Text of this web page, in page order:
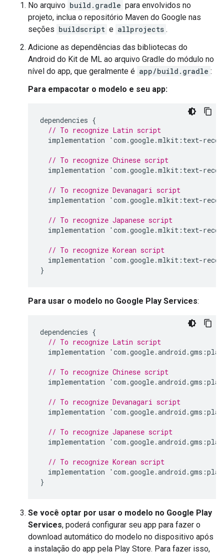
No arquivo build.gradle para envolvidos no
projeto, inclua o repositório Maven do Google nas
seções buildscript e allprojects .
Adicione as dependências das bibliotecas do
Android do Kit de ML ao arquivo Gradle do módulo no
nível do app, que geralmente é app/build.gradle :
Para empacotar o modelo e seu app:
dependencies {
// To recognize Latin script
implementation
' com .google.mlkit : text-
// To recognize Chinese script
implementation
' com .google.mlkit : text-
// To recognize Devanagari script
implementation
' com .google.mlkit : text-
// To recognize Japanese script
implementation
' com .google.mlkit : text-
// To recognize Korean script
implementation
' com .google.mlkit : text-
}
Para usar o modelo no Google Play Services:
dependencies {
// To recognize Latin script
implementation
' com .google.android .gms :play
// To recognize Chinese script
implementation
' com .google.android .gms :play
// To recognize Devanagari script
implementation
' com .google.android .gms :play
// To recognize Japanese script
implementation
' com .google.android .gms :play
// To recognize Korean script
implementation
' com .google.android .gms :play
}
Se você optar por usar o modelo no Google Play
Services, poderá configurar seu app para fazer o
download automático do modelo no dispositivo após
a instalação do app pela Play Store. Para fazer isso,